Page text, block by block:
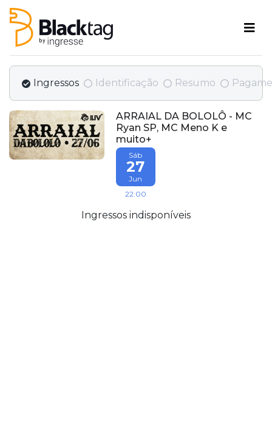
Ingressos Identificação Resumo
ARRAIAL DA BOLOLÔ - MC
Ryan SP, MC Meno K e
muito+
Sáb
27
Jun
22:00
Ingressos indisponíveis